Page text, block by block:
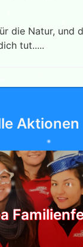
die Natur, und
tut.....
Aktionen